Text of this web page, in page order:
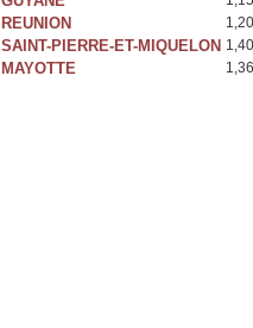
REUNION
SAINT-PIERRE-ET-MIQUELON
MAYOTTE